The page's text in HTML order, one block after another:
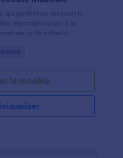
qui permet de mesurer le
répondant quant à la
qu'ils utilisent.
le modèle